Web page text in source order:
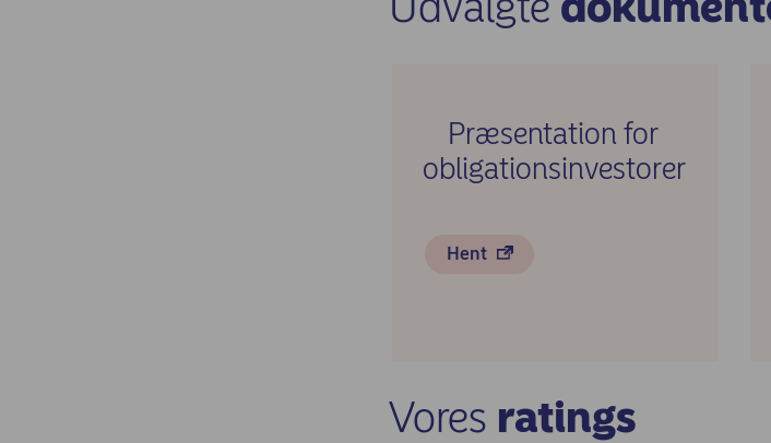
Præsentation for
obligationsinvestorer
Hent
Vores ratings